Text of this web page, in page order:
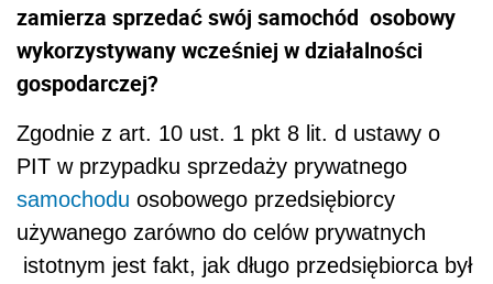
zamierza sprzedać swój samochód osobowy
wykorzystywany wcześniej w działalności
gospodarczej?
Zgodnie z art. 10 ust. 1 pkt 8 lit. d ustawy o
PIT w przypadku sprzedaży prywatnego
samochodu osobowego przedsiębiorcy
używanego zarówno do celów prywatnych
istotnym jest fakt, jak długo przedsiębiorca był